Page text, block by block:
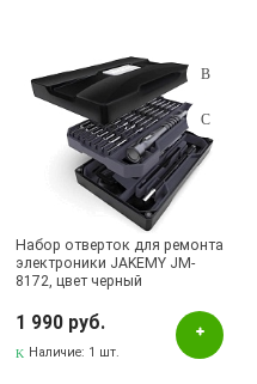
Набор отверток для ремонта
электроники JAKEMY JM-
8172, цвет черный
1 990 руб.
Наличие: 1 шт.